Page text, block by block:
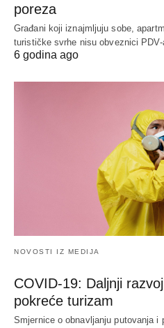
poreza
Građani koji iznajmljuju sobe,
turističke svrhe nisu obveznici PDV-
6 godina ago
NOVOSTI IZ MEDIJA
COVID-19: Daljnji
pokreće turizam
Smjernice o obnavljanju putovanja i